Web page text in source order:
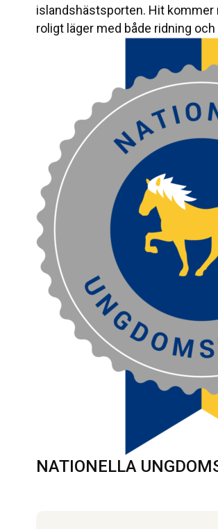
islandshästsporten. Hit
roligt läger med både ridning
NATIONELLA